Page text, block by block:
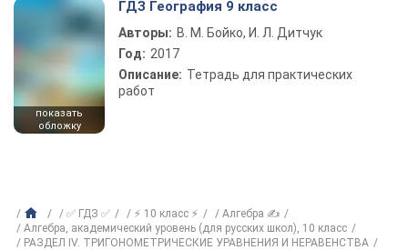
показать
обложку
ГДЗ География 9 класс
Авторы: В. М. Бойко, И. Л. Дитчук
Год: 2017
Описание: Тетрадь для практических
работ
✅ ГДЗ ✅ ⚡ 10 класс ⚡
Алгебра ✍
Алгебра, академический уровень (для русских школ), 10 класс
РАЗДЕЛ IV. ТРИГОНОМЕТРИЧЕСКИЕ УРАВНЕНИЯ И НЕРАВЕНСТВА